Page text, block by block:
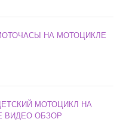
НА МОТОЦИКЛЕ
МОТОЦИКЛ НА
ВИДЕО ОБЗОР